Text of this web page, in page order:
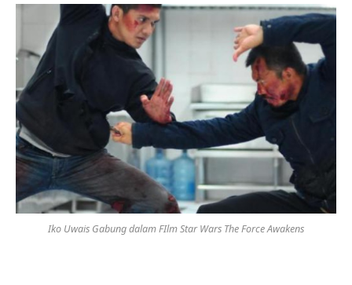
Iko Uwais Gabung dalam FIlm Star Wars The Force Awakens